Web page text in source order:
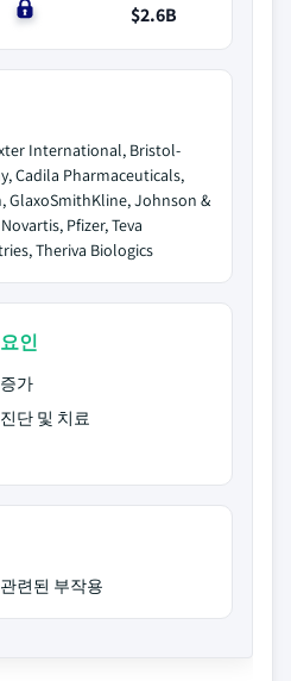
$0
$2.6B
International, Bristol-
Cadila Pharmaceuticals,
GlaxoSmithKline, Johnson &
Pfizer, Teva
Theriva Biologics
인
가
단 및 치료
련된 부작용